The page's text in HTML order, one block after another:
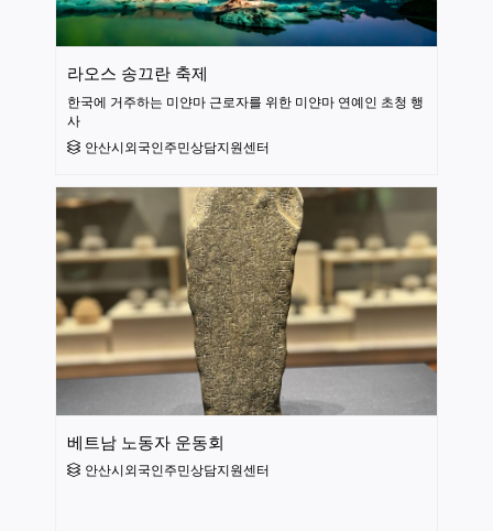
라오스 송끄란 축제
한국에 거주하는 미얀마 근로자를 위한 미얀마 연예인 초청 행
사
안산시외국인주민상담지원센터
베트남 노동자 운동회
안산시외국인주민상담지원센터